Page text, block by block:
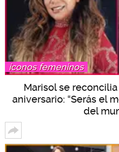
íconos femeninos
Marisol se
aniversario: “Serás el
del